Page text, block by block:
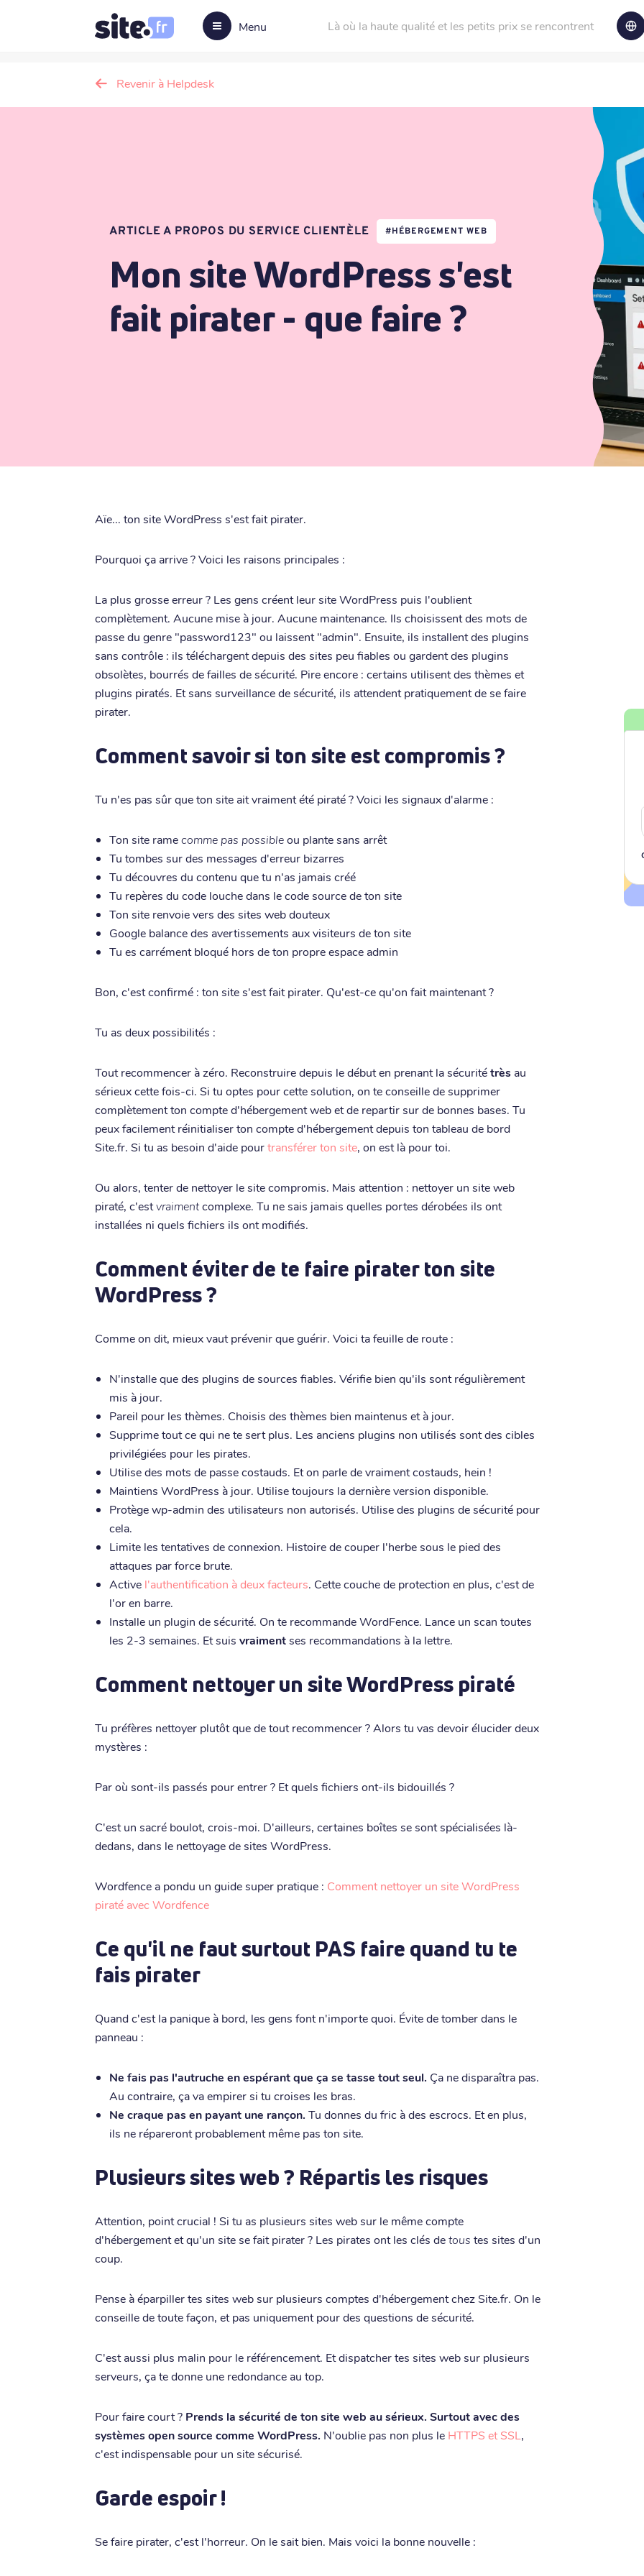
Menu Là où la haute qualité et les petits prix se rencontrent
Revenir à Helpdesk
ARTICLE A PROPOS DU SERVICE CLIENTÈLE #HÉBERGEMENT WEB
Mon site WordPress s'est
fait pirater - que faire ?
Aïe... ton site WordPress s'est fait pirater.
Pourquoi ça arrive ? Voici les raisons principales :
La plus grosse erreur ? Les gens créent leur site WordPress puis l'oublient
complètement. Aucune mise à jour. Aucune maintenance. Ils choisissent des mots de
passe du genre "password123" ou laissent "admin". Ensuite, ils installent des plugins
sans contrôle : ils téléchargent depuis des sites peu fiables ou gardent des plugins
obsolètes, bourrés de failles de sécurité. Pire encore : certains utilisent des thèmes et
plugins piratés. Et sans surveillance de sécurité, ils attendent pratiquement de se faire
pirater.
Comment savoir si ton site est compromis ?
Tu n'es pas sûr que ton site ait vraiment été piraté ? Voici les signaux d'alarme :
Ton site ramecomme pas possibleou plante sans arrêt
Tu tombes sur des messages d'erreur bizarres
Tu découvres du contenu que tu n'as jamais créé
Tu repères du code louche dans le code source de ton site
Ton site renvoie vers des sites web douteux
Google balance des avertissements aux visiteurs de ton site
Tu es carrément bloqué hors de ton propre espace admin
Bon, c'est confirmé : ton site s'est fait pirater. Qu'est-ce qu'on fait maintenant ?
Tu as deux possibilités :
Tout recommencer à zéro. Reconstruire depuis le début en prenant la sécuritétrès au
sérieux cette fois-ci. Si tu optes pour cette solution, on te conseille de supprimer
complètement ton compte d'hébergement web et de repartir sur de bonnes bases. Tu
peux facilement réinitialiser ton compte d'hébergement depuis ton tableau de bord
Site.fr. Si tu as besoin d'aide pourtransférer ton site, on est là pour toi.
Ou alors, tenter de nettoyer le site compromis. Mais attention : nettoyer un site web
piraté, c'estvraimentcomplexe. Tu ne sais jamais quelles portes dérobées ils ont
installées ni quels fichiers ils ont modifiés.
Comment éviter de te faire pirater ton site
WordPress ?
Comme on dit, mieux vaut prévenir que guérir. Voici ta feuille de route :
N'installe que des plugins de sources fiables. Vérifie bien qu'ils sont régulièrement
mis à jour.
Pareil pour les thèmes. Choisis des thèmes bien maintenus et à jour.
Supprime tout ce qui ne te sert plus. Les anciens plugins non utilisés sont des cibles
privilégiées pour les pirates.
Utilise des mots de passe costauds. Et on parle de vraiment costauds, hein !
Maintiens WordPress à jour. Utilise toujours la dernière version disponible.
Protège wp-admin des utilisateurs non autorisés. Utilise des plugins de sécurité pour
cela.
Limite les tentatives de connexion. Histoire de couper l'herbe sous le pied des
attaques par force brute.
Active l'authentification à deux facteurs. Cette couche de protection en plus, c'est de
l'or en barre.
Installe un plugin de sécurité. On te recommande WordFence. Lance un scan toutes
les 2-3 semaines. Et suis vraimentses recommandations à la lettre.
Comment nettoyer un site WordPress piraté
Tu préfères nettoyer plutôt que de tout recommencer ? Alors tu vas devoir élucider deux
mystères :
Par où sont-ils passés pour entrer ? Et quels fichiers ont-ils bidouillés ?
C'est un sacré boulot, crois-moi. D'ailleurs, certaines boîtes se sont spécialisées là-
dedans, dans le nettoyage de sites WordPress.
Wordfence a pondu un guide super pratique : Comment nettoyer un site WordPress
piraté avec Wordfence
Ce qu'il ne faut surtout PAS faire quand tu te
fais pirater
Quand c'est la panique à bord, les gens font n'importe quoi. Évite de tomber dans le
panneau :
Ne fais pas l'autruche en espérant que ça se tasse tout seul. Ça ne disparaîtra pas.
Au contraire, ça va empirer si tu croises les bras.
Ne craque pas en payant une rançon. Tu donnes du fric à des escrocs. Et en plus,
ils ne répareront probablement même pas ton site.
Plusieurs sites web ? Répartis les risques
Attention, point crucial ! Si tu as plusieurs sites web sur le même compte
d'hébergement et qu'un site se fait pirater ? Les pirates ont les clés detous tes sites d'un
coup.
Pense à éparpiller tes sites web sur plusieurs comptes d'hébergement chez Site.fr. On le
conseille de toute façon, et pas uniquement pour des questions de sécurité.
C'est aussi plus malin pour le référencement. Et dispatcher tes sites web sur plusieurs
serveurs, ça te donne une redondance au top.
Pour faire court ? Prends la sécurité de ton site web au sérieux. Surtout avec des
systèmes open source comme WordPress. N'oublie pas non plus le HTTPS et SSL ,
c'est indispensable pour un site sécurisé.
Garde espoir !
Se faire pirater, c'est l'horreur. On le sait bien. Mais voici la bonne nouvelle :